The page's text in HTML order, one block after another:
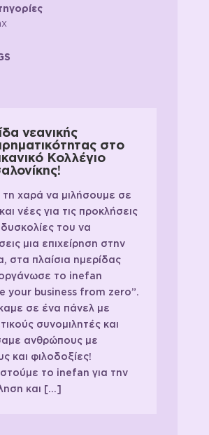
νεανικής
στο
Κολλέγιο
τη χαρά να μιλήσουμε σε
νέες για τις προκλήσεις
δυσκολίες του να
μια επιχείρηση στην
στα πλαίσια ημερίδας
το inefan
your business from zero”.
σε ένα πάνελ με
συνομιλητές και
ανθρώπους με
και φιλοδοξίες!
το inefan για την
και […]